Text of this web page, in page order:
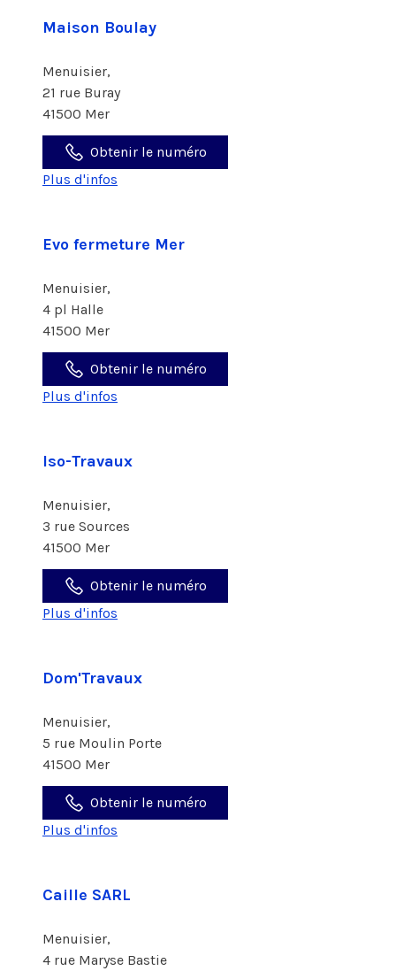
Maison Boulay
Menuisier,
21 rue Buray
41500 Mer
Obtenir le numéro
Plus d'infos
Evo fermeture Mer
Menuisier,
4 pl Halle
41500 Mer
Obtenir le numéro
Plus d'infos
Iso-Travaux
Menuisier,
3 rue Sources
41500 Mer
Obtenir le numéro
Plus d'infos
Dom'Travaux
Menuisier,
5 rue Moulin Porte
41500 Mer
Obtenir le numéro
Plus d'infos
Caille SARL
Menuisier,
4 rue Maryse Bastie